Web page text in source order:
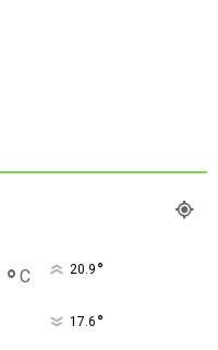
° C 20.9 °
17.6 °